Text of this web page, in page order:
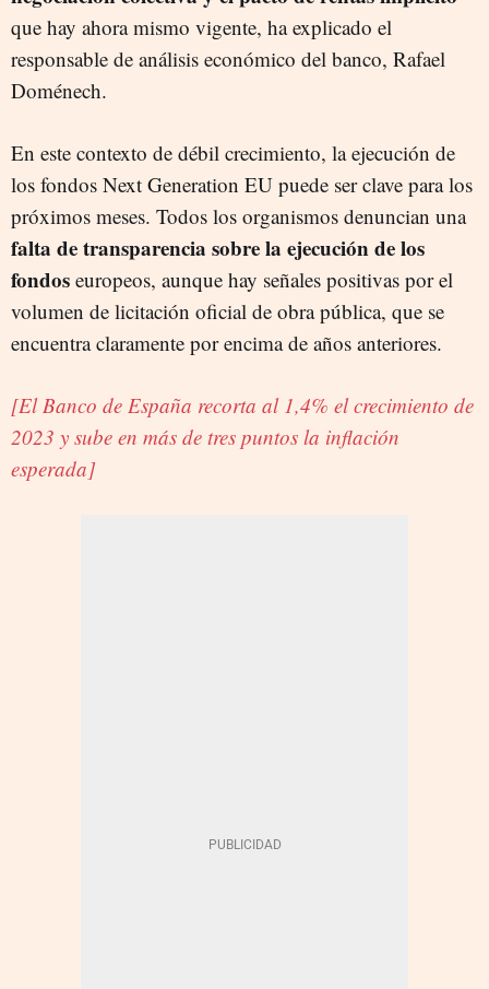
que hay ahora mismo vigente, ha explicado el
responsable de análisis económico del banco, Rafael
Doménech.
En este contexto de débil crecimiento, la ejecución de
los fondos Next Generation EU puede ser clave para los
próximos meses. Todos los organismos denuncian una
falta de transparencia sobre la ejecución de los
fondos europeos, aunque hay señales positivas por el
volumen de licitación oficial de obra pública, que se
encuentra claramente por encima de años anteriores.
[El Banco de España recorta al 1,4% el crecimiento de
2023 y sube en más de tres puntos la inflación
esperada]